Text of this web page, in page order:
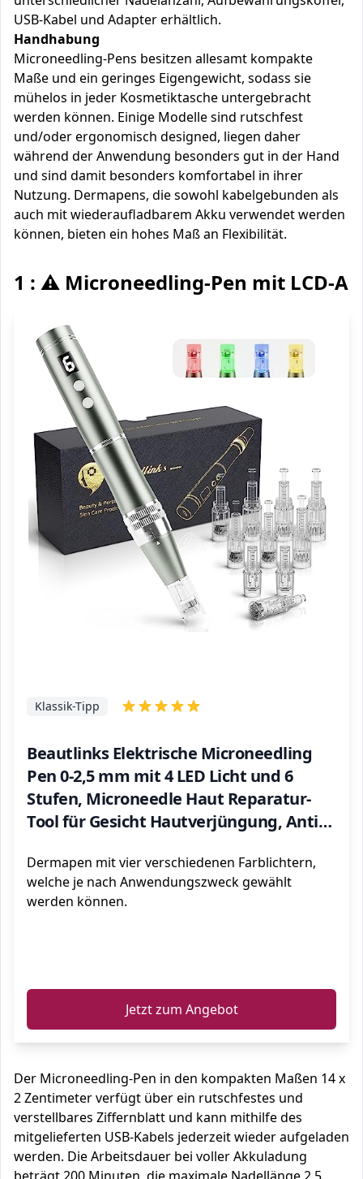
USB-Kabel und Adapter erhältlich.
Handhabung
Microneedling-Pens besitzen allesamt kompakte
Maße und ein geringes Eigengewicht, sodass sie
mühelos in jeder Kosmetiktasche untergebracht
werden können. Einige Modelle sind rutschfest
und/oder ergonomisch designed, liegen daher
während der Anwendung besonders gut in der Hand
und sind damit besonders komfortabel in ihrer
Nutzung. Dermapens, die sowohl kabelgebunden als
auch mit wiederaufladbarem Akku verwendet werden
können, bieten ein hohes Maß an Flexibilität.
1 : ⚠️ Microneedling-Pen mit LCD-
Beautlinks Elektrische Microneedling
Pen 0-2,5 mm mit 4 LED Licht und 6
Stufen, Microneedle Haut Reparatur-
Tool für Gesicht Hautverjüngung, Anti
Patronen)
Klassik-Tipp
Dermapen mit vier verschiedenen Farblichtern,
welche je nach Anwendungszweck gewählt
werden können.
Jetzt zum Angebot
Der Microneedling-Pen in den kompakten Maßen 14 x
2 Zentimeter verfügt über ein rutschfestes und
verstellbares Ziffernblatt und kann mithilfe des
mitgelieferten USB-Kabels jederzeit wieder aufgeladen
werden. Die Arbeitsdauer bei voller Akkuladung